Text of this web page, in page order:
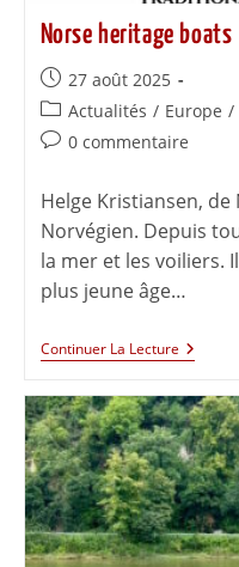
Norse heritage boats
27 août 2025
Actualités / Europe /
0 commentaire
Helge Kristiansen,
Norvégien. Depuis
la mer et les voiliers.
plus jeune âge…
Continuer La Lecture